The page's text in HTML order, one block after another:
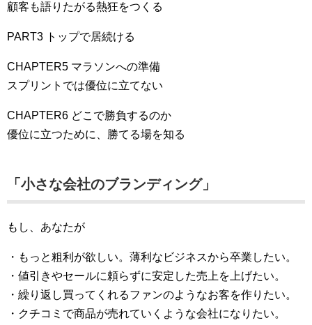
顧客も語りたがる熱狂をつくる
PART3 トップで居続ける
CHAPTER5 マラソンへの準備
スプリントでは優位に立てない
CHAPTER6 どこで勝負するのか
優位に立つために、勝てる場を知る
「小さな会社のブランディング」
もし、あなたが
・もっと粗利が欲しい。薄利なビジネスから卒業したい。
・値引きやセールに頼らずに安定した売上を上げたい。
・繰り返し買ってくれるファンのようなお客を作りたい。
・クチコミで商品が売れていくような会社になりたい。